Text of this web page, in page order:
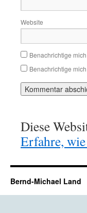
Website
Benachrichtige
Benachrichtige
Diese
Erfahre,
Bernd-Michael Land